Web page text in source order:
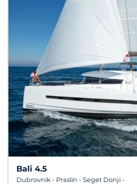
Bali 4.5
Dubrovnik - Praslin - Seget Donji -